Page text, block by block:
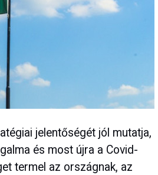
jelentőségét jól mutatja,
és most újra a Covid-
termel az országnak, az